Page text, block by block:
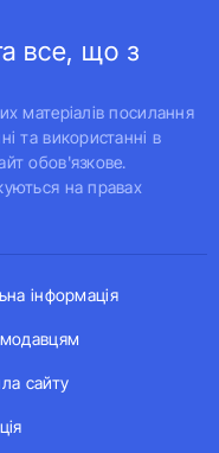
все, що з
матеріалів посилання
та використанні в
обов'язкове.
на правах
інформація
сайту